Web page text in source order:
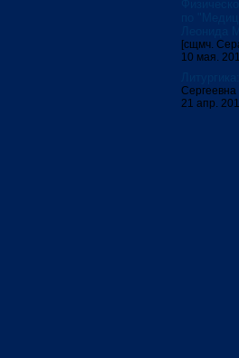
[сщмч.
10 мая.
Сергеевна
21 апр.